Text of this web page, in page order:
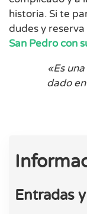
historia. Si te
dudes y
San Pedro con
«Es
dado
Entradas